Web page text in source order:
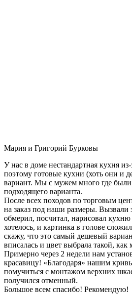
Мария и Григорий Бурковы
У нас в доме нестандартная кухня
поэтому готовые кухни (хоть они и
вариант. Мы с мужем много где
подходящего варианта.
После всех походов по торговым
на заказ под наши размеры. Вызвали
обмерил, посчитал, нарисовал
хотелось, и картинка в голове
скажу, что это самый дешевый
вписалась и цвет выбрала такой, как
Примерно через 2 недели нам
красавицу! «Благодаря» нашим
помучиться с монтажом верхних
получился отменный.
Большое всем спасибо! Рекомендую!